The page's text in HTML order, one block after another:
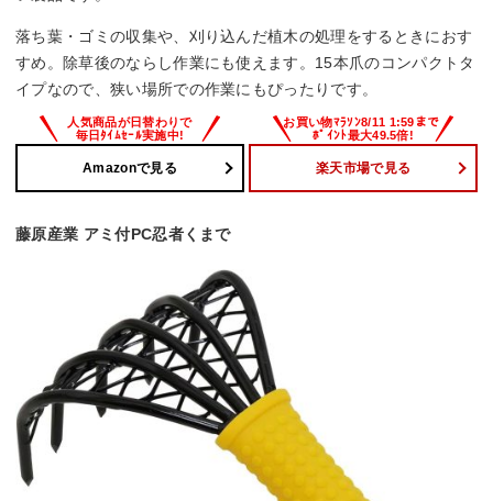
落ち葉・ゴミの収集や、刈り込んだ植木の処理をするときにおす
すめ。除草後のならし作業にも使えます。15本爪のコンパクトタ
イプなので、狭い場所での作業にもぴったりです。
Amazonで見る 楽天市場で見る
藤原産業 アミ付PC忍者くまで